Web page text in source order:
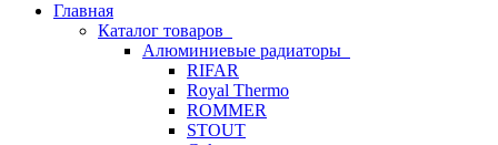
Главная
Каталог товаров
Алюминиевые радиаторы
RIFAR
Royal Thermo
ROMMER
STOUT